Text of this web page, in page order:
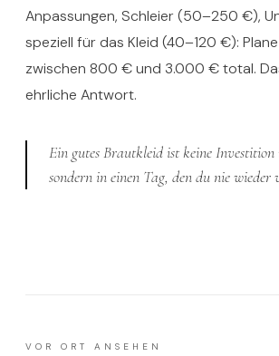
Anpassungen, Schleier (50–250 €),
speziell für das Kleid (40–120 €):
zwischen 800 € und 3.000 € total.
ehrliche Antwort.
Ein gutes Brautkleid ist keine
sondern in einen Tag, den du nie wieder
VOR ORT ANSEHEN